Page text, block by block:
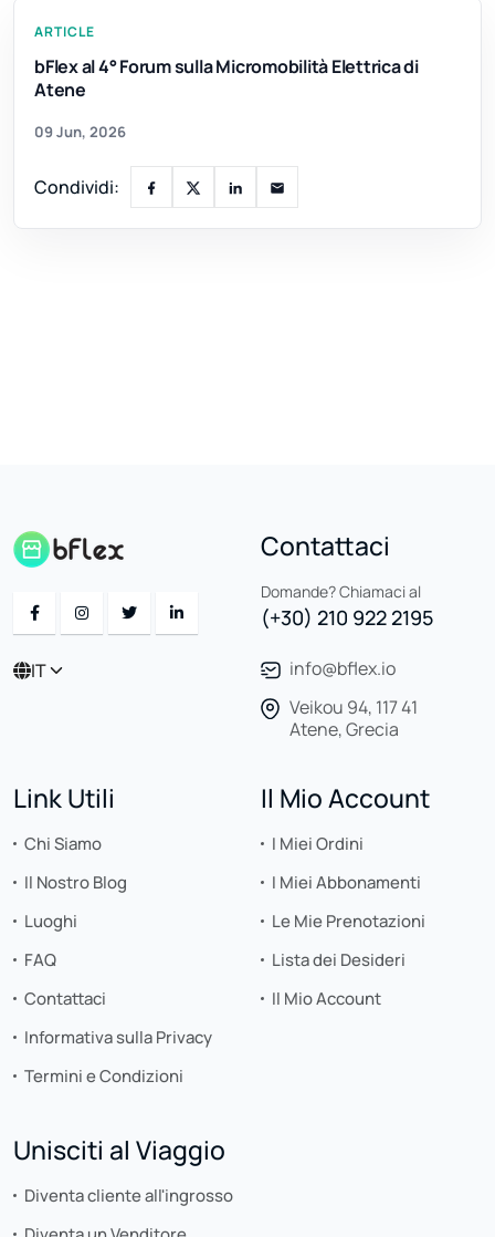
ARTICLE
bFlex al 4° Forum sulla Micromobilità Elettrica di
Atene
09 Jun, 2026
Condividi:
IT
Contattaci
Domande? Chiamaci al
(+30) 210 922 2195
info@bflex.io
Veikou 94, 117 41
Atene, Grecia
Link Utili
Chi Siamo
Il Nostro Blog
Luoghi
FAQ
Contattaci
Informativa sulla Privacy
Termini e Condizioni
Il Mio Account
I Miei Ordini
I Miei Abbonamenti
Le Mie Prenotazioni
Lista dei Desideri
Il Mio Account
Unisciti al Viaggio
Diventa cliente all'ingrosso